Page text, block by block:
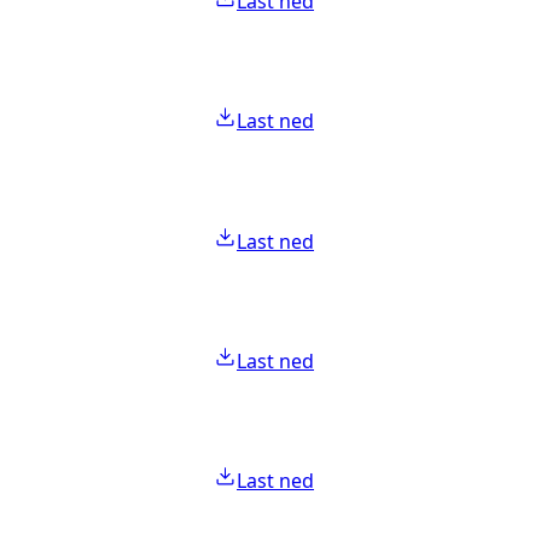
Last ned
Last ned
Last ned
Last ned